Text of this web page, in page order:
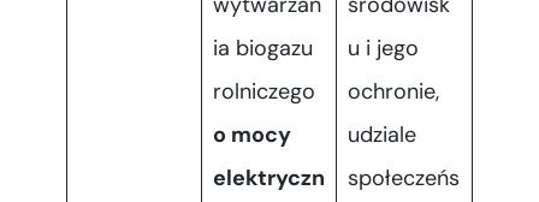
ia biogazu
rolniczego
o mocy
elektryczn
u i jego
ochronie,
udziale
społeczeńs